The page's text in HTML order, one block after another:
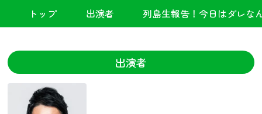
トップ 出演者 列島生報告！今日はダレな
出演者